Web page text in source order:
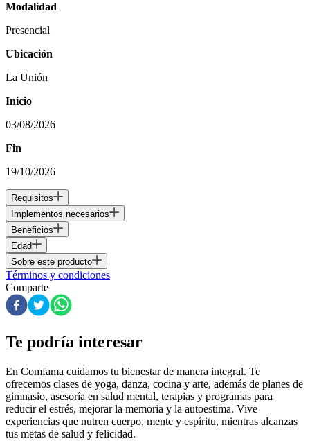
Modalidad
Presencial
Ubicación
La Unión
Inicio
03/08/2026
Fin
19/10/2026
Requisitos
Implementos necesarios
Beneficios
Edad
Sobre este producto
Términos y condiciones
Comparte
Te podría interesar
En Comfama cuidamos tu bienestar de manera integral. Te
ofrecemos clases de yoga, danza, cocina y arte, además de planes de
gimnasio, asesoría en salud mental, terapias y programas para
reducir el estrés, mejorar la memoria y la autoestima. Vive
experiencias que nutren cuerpo, mente y espíritu, mientras alcanzas
tus metas de salud y felicidad.